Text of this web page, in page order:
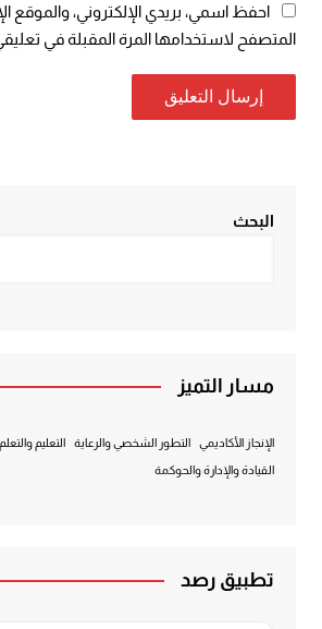
احفظ اسمي، بريدي الإلكتروني، والموقع
المتصفح لاستخدامها المرة المقبلة في
البحث
مسار التميز
الإنجاز الأكاديمي التطور الشخصي والرعاية التعليم
القيادة والإدارة والحوكمة
تطبيق رصد